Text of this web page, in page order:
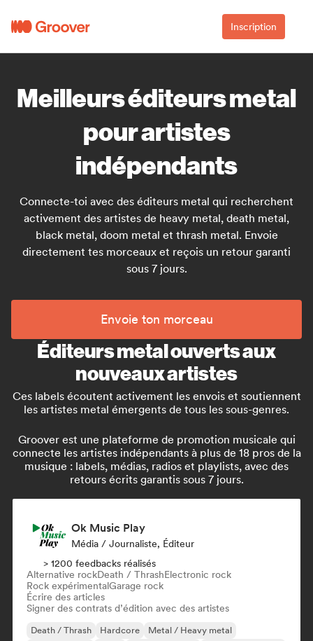
Inscription
Meilleurs éditeurs metal
pour artistes
indépendants
Connecte-toi avec des éditeurs metal qui recherchent
activement des artistes de heavy metal, death metal,
black metal, doom metal et thrash metal. Envoie
directement tes morceaux et reçois un retour garanti
sous 7 jours.
Envoie ton morceau
Éditeurs metal ouverts aux
nouveaux artistes
Ces labels écoutent activement les envois et soutiennent
les artistes metal émergents de tous les sous-genres.
Groover est une plateforme de promotion musicale qui
connecte les artistes indépendants à plus de 18 pros de la
musique : labels, médias, radios et playlists, avec des
retours écrits garantis sous 7 jours.
Ok Music Play
Média / Journaliste, Éditeur
> 1200 feedbacks réalisés
Alternative rockDeath / ThrashElectronic rock
Rock expérimentalGarage rock
Écrire des articles
Signer des contrats d’édition avec des artistes
Death / Thrash Hardcore
Metal / Heavy metal